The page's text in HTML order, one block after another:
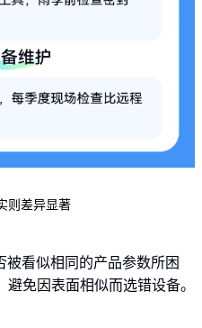
则差异显著
被看似相同的产品参数所困
免因表面相似而选错设备。